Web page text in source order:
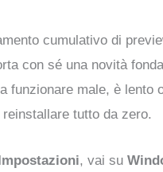
cumulativo di
con sé una novità
funzionare male, è
tutto da zero.
Impostazioni, vai su